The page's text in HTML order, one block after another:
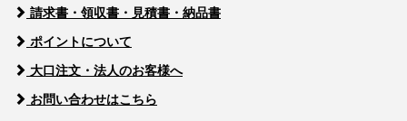
請求書・領収書・見積書・納品書
ポイントについて
大口注文・法人のお客様へ
お問い合わせはこちら